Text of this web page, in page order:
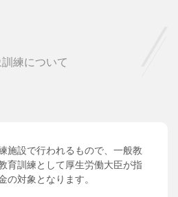
訓練について
施設で行われるもので、一般教
育訓練として厚生労働大臣が指
の対象となります。